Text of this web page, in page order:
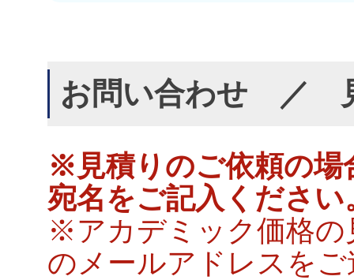
お問い合わせ ／
※見積りのご依頼の場
宛名をご記入ください
※アカデミック価格の
のメールアドレスを